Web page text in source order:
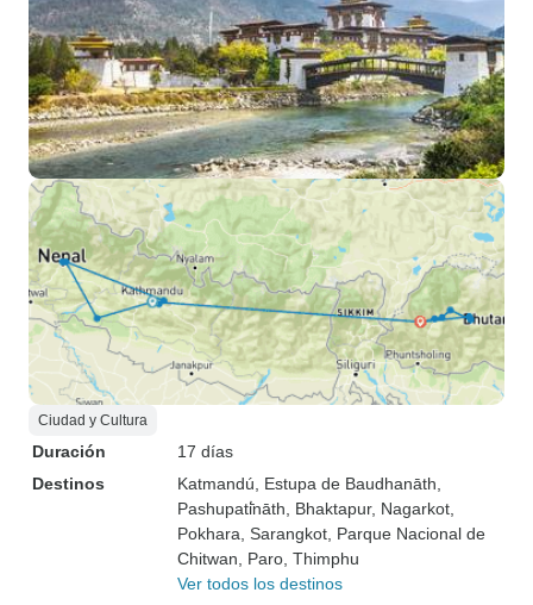
Ciudad y Cultura
Duración
17 días
Destinos
Katmandú , Estupa de Baudhanāth
Pashupati̇̄nāth , Bhaktapur, Nagarkot
Pokhara , Sarangkot , Parque Nacional de
Chitwan , Paro , Thimphu
Ver todos los destinos